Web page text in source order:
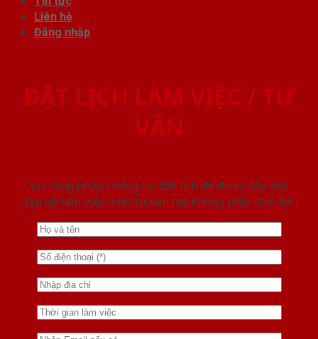
Liên hệ
Đăng nhập
ĐẶT LỊCH LÀM VIỆC / TƯ
VẤN
Vui lòng nhập thông tin đặt lịch để được sắp xếp
gặp gỡ làm việc hoăc tư vấn mà không phải chờ đợi.